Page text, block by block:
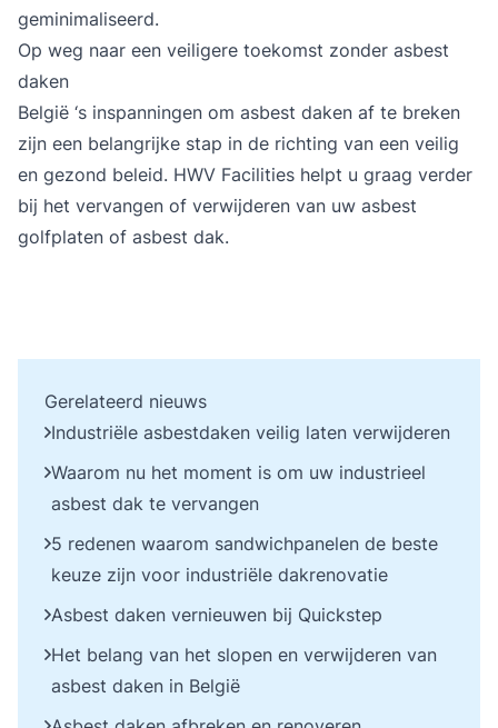
geminimaliseerd.
Op weg naar een veiligere toekomst zonder asbest
daken
België ‘s inspanningen om asbest daken af te breken
zijn een belangrijke stap in de richting van een veilig
en gezond beleid. HWV Facilities helpt u graag verder
bij het vervangen of verwijderen van uw asbest
golfplaten of asbest dak.
Gerelateerd nieuws
Industriële asbestdaken veilig laten verwijderen
Waarom nu het moment is om uw industrieel
asbest dak te vervangen
5 redenen waarom sandwichpanelen de beste
keuze zijn voor industriële dakrenovatie
Asbest daken vernieuwen bij Quickstep
Het belang van het slopen en verwijderen van
asbest daken in België